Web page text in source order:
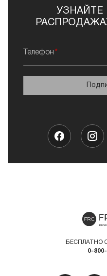
Телефон
БЕСПЛАТНО
0-